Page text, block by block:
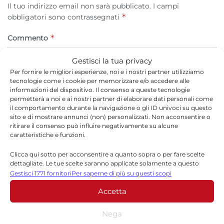
Gestisci la tua privacy
Per fornire le migliori esperienze, noi e i nostri partner utilizziamo
tecnologie come i cookie per memorizzare e/o accedere alle
informazioni del dispositivo. Il consenso a queste tecnologie
permetterà a noi e ai nostri partner di elaborare dati personali come
il comportamento durante la navigazione o gli ID univoci su questo
sito e di mostrare annunci (non) personalizzati. Non acconsentire o
ritirare il consenso può influire negativamente su alcune
caratteristiche e funzioni.
Clicca qui sotto per acconsentire a quanto sopra o per fare scelte
dettagliate. Le tue scelte saranno applicate solamente a questo
sito. È possibile modificare le impostazioni in qualsiasi momento,
compreso il ritiro del consenso, utilizzando i pulsanti della Cookie
Policy o cliccando sul pulsante di gestione del consenso nella parte
inferiore dello schermo.
Gestisci 1771 fornitoriPer saperne di più su questi scopi
Accetta
Nega
Il tuo indirizzo email non sarà pubblicato. I campi
obbligatori sono contrassegnati *
Commento *
Nome*
*